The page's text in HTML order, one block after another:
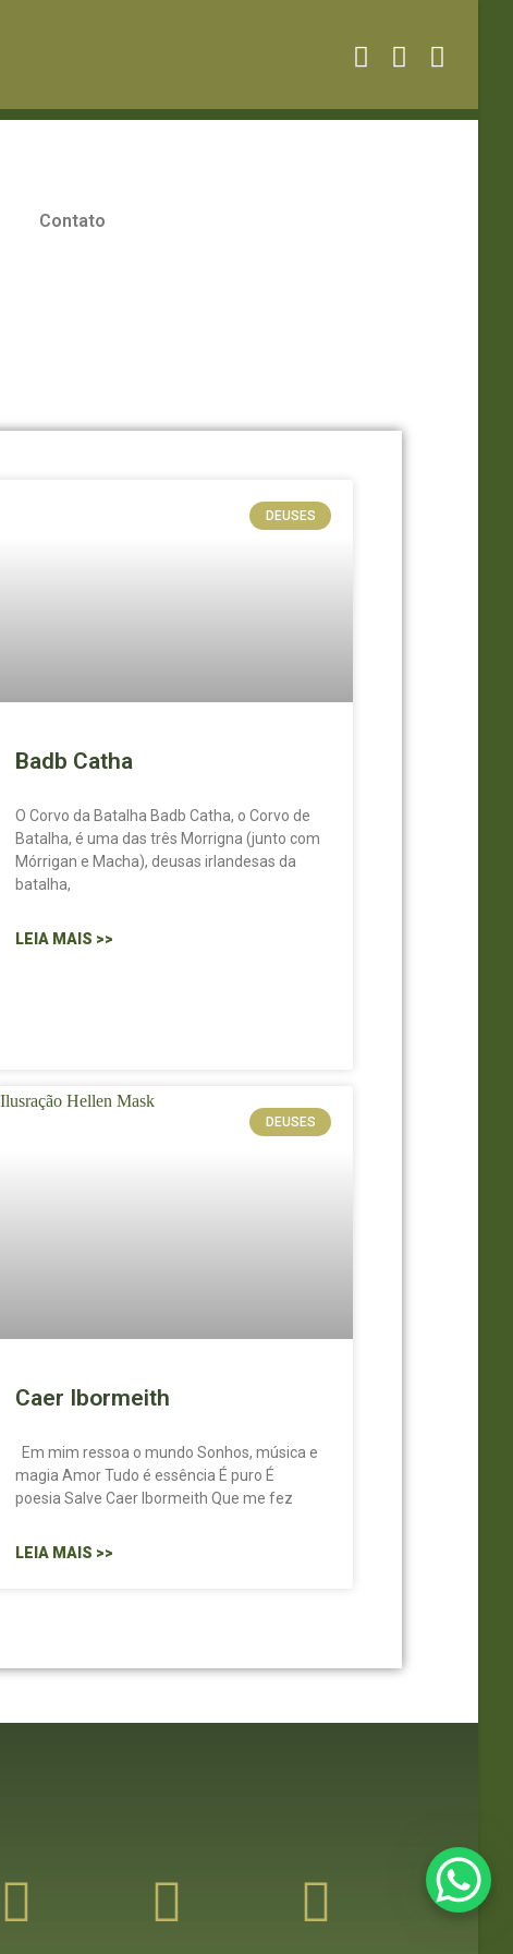
Contato
DEUSES
Badb Catha
O Corvo da Batalha Badb Catha, o Corvo de
Batalha, é uma das três Morrigna (junto com
Mórrigan e Macha), deusas irlandesas da
batalha,
LEIA MAIS >>
DEUSES
Caer Ibormeith
Em mim ressoa o mundo Sonhos, música e
magia Amor Tudo é essência É puro É
poesia Salve Caer Ibormeith Que me fez
LEIA MAIS >>